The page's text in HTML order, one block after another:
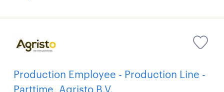
Production Employee - Production Line -
Parttime, Agristo B.V.